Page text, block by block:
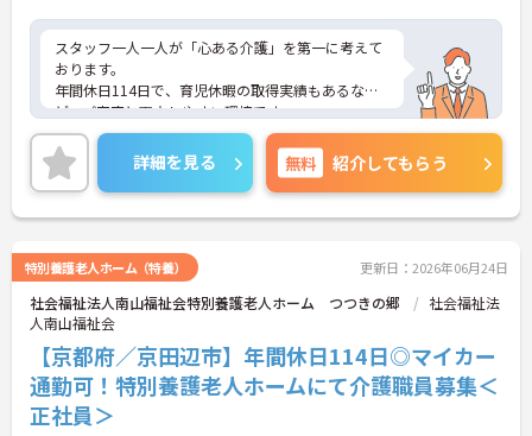
スタッフ一人一人が「心ある介護」を第一に考えて
おります。
年間休日114日で、育児休暇の取得実績もあるな
ど、ご家庭と両立しやすい環境です。
近鉄京都線とJR片町線の最寄り駅より徒歩10～15分
程度で、マイカー・バイク通勤もできますので毎日
の通勤も便利です。
ご興味がある方は是非一度マイナビまでお問い合わ
せ下さい！！
詳細を見る 無料 紹介してもらう
特別養護老人ホーム（特養） 更新日：2026年06月24日
社会福祉法人南山福祉会特別養護老人ホーム つつきの郷
社会福祉法
人南山福祉会
【京都府／京田辺市】年間休日114日◎マイカー
通勤可！特別養護老人ホームにて介護職員募集＜
正社員＞